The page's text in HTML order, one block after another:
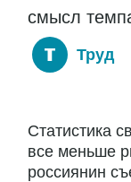
смысл
Труд
Статистика
все меньше
россиянин